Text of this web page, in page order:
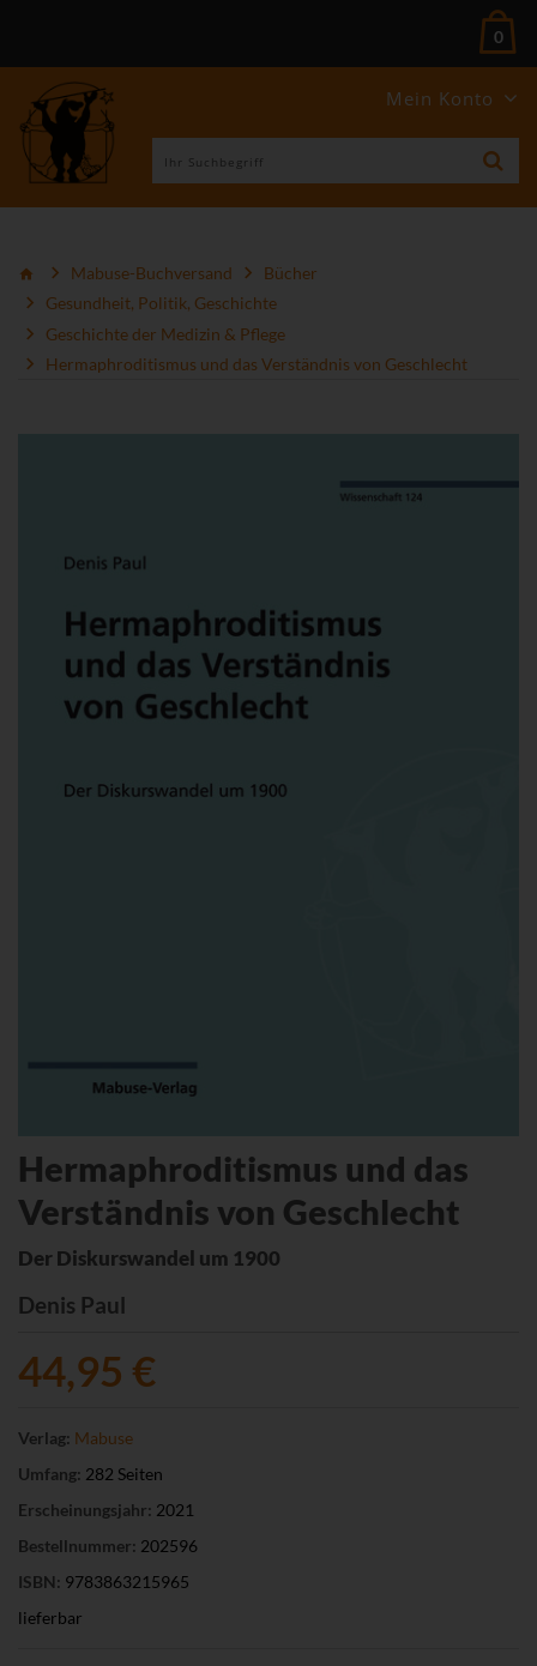
Mein Konto
0
Mabuse-Buchversand
Bücher
Gesundheit, Politik, Geschichte
Geschichte der Medizin & Pflege
Hermaphroditismus und das Verständnis von Geschlecht
Hermaphroditismus und das
Verständnis von Geschlecht
Der Diskurswandel um 1900
Denis Paul
44,95 €
Verlag: Mabuse
Umfang: 282 Seiten
Erscheinungsjahr: 2021
Bestellnummer: 202596
ISBN: 9783863215965
lieferbar